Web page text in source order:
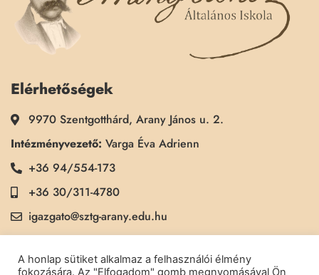
Elérhetőségek
9970 Szentgotthárd, Arany János u. 2.
Intézményvezető: Varga Éva Adrienn
+36 94/554-173
+36 30/311-4780
igazgato@sztg-arany.edu.hu
Titkárság:Kimmel Kinga
+36 30/311-5790
A honlap sütiket alkalmaz a felhasználói élmény
fokozására. Az "Elfogadom" gomb megnyomásával Ön